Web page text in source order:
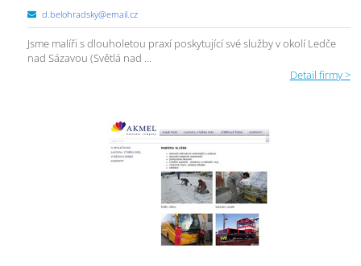
d.belohradsky@email.cz
Jsme malíři s dlouholetou praxí poskytující své služby v okolí Ledče
nad Sázavou (Světlá nad ...
Detail firmy >